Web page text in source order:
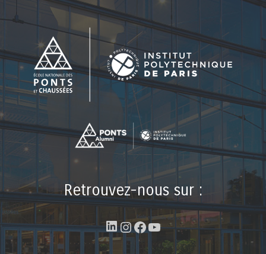
Retrouvez-nous sur :
LinkedIn
Instagram
Facebook
YouTube